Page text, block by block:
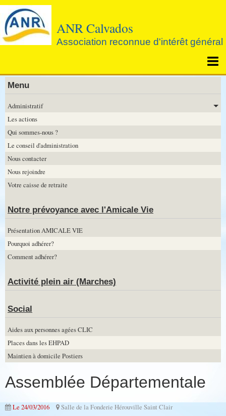
ANR Calvados
Association reconnue d'intérêt général
Page d'accueil
Agenda
Notre prévoyance avec l'Amicale Vie
Menu
Administratif
Les actions
Qui sommes-nous ?
Le conseil d'administration
Nous contacter
Nous rejoindre
Votre caisse de retraite
Notre prévoyance avec l'Amicale Vie
Présentation AMICALE VIE
Pourquoi adhérer?
Comment adhérer?
Activité plein air (Marches)
Social
Aides aux personnes agées CLIC
Places dans les EHPAD
Maintien à domicile Postiers
Assemblée Départementale
Le 24/03/2016 Salle de la Fonderie Hérouville Saint Clair